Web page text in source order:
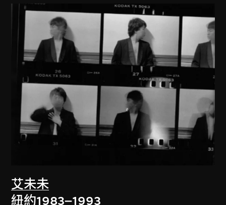
艾未未
紐約1983–1993